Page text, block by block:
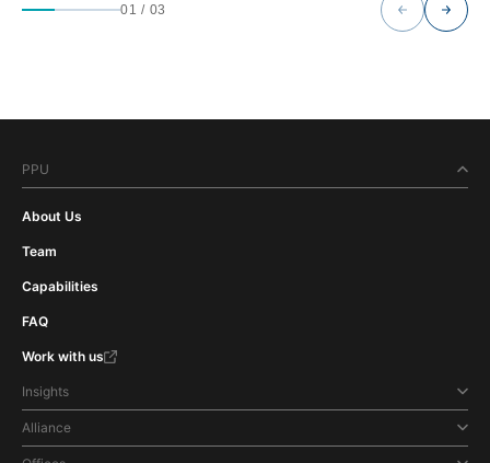
01 / 03
PPU
About Us
Team
Capabilities
FAQ
Work with us
Insights
Alliance